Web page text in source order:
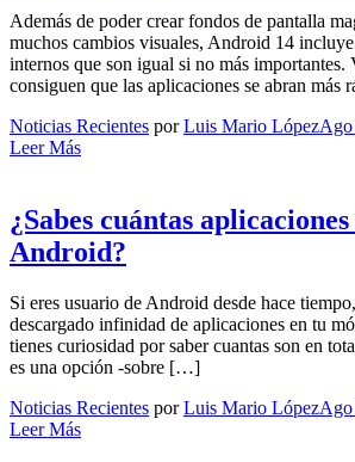
Además de poder crear fondos de pantalla
muchos cambios visuales, Android 14
internos que son igual si no más importantes.
consiguen que las aplicaciones se abran
Noticias Recientes porLuis Mario López
Leer Más
¿Sabes cuántas
Android?
Si eres usuario de Android desde hace
descargado infinidad de aplicaciones en tu
tienes curiosidad por saber cuantas son en
es una opción -sobre […]
Noticias Recientes porLuis Mario López
Leer Más